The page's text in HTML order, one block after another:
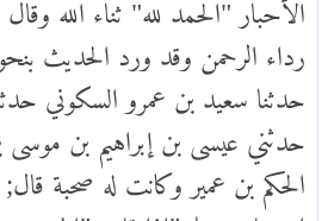
رداء الرحمن وقد ورد الحديث
حدثنا سعيد بن عمرو السكوني
حدثني عيسى بن إبراهيم بن
الحكم بن عمير وكانت له صحبة